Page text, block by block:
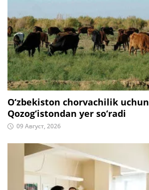
O‘zbekiston chorvachilik uchun
Qozog‘istondan yer so‘radi
09 Август, 2026